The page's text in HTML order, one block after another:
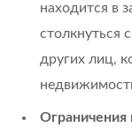
находится в
столкнуться
других лиц,
Ограничения